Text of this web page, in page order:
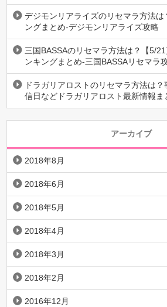
デジモンリアライズのリセマラ方法
ングまとめ-デジモンリアライズ攻略
三国BASSAのリセマラ方法は？【5/
ンキングまとめ-三国BASSAリセマラ
ドラガリアロストのリセマラ方法は
信日などドラガリアロスト最新情報ま
アーカイブ
2018年8月
2018年6月
2018年5月
2018年4月
2018年3月
2018年2月
2016年12月